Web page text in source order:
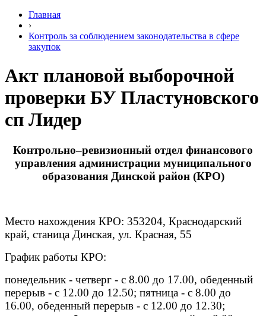
Главная
›
Контроль за соблюдением законодательства в сфере
закупок
Акт плановой выборочной
проверки БУ Пластуновского
сп Лидер
Контрольно–ревизионный отдел финансового
управления администрации муниципального
образования Динской район (КРО)
Место нахождения КРО: 353204, Краснодарский
край, станица Динская, ул. Красная, 55
График работы КРО:
понедельник - четверг - с 8.00 до 17.00, обеденный
перерыв - с 12.00 до 12.50; пятница - с 8.00 до
16.00, обеденный перерыв - с 12.00 до 12.30;